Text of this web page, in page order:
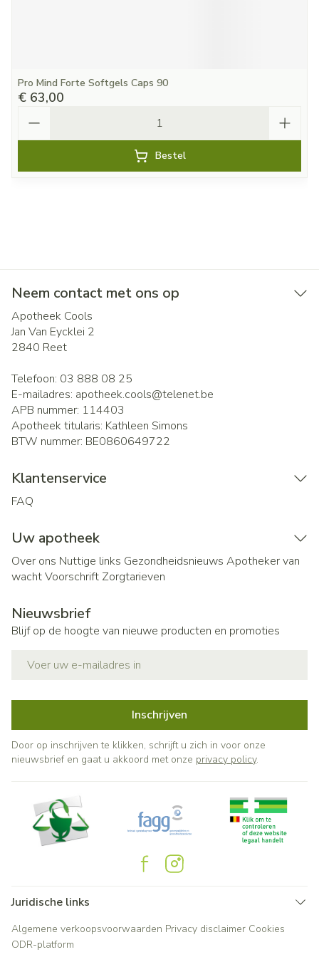
Pro Mind Forte Softgels Caps 90
€ 63,00
Bestel
Neem contact met ons op
Apotheek Cools
Jan Van Eycklei 2
2840 Reet
Telefoon: 03 888 08 25
E-mailadres: apotheek.cools@telenet.be
APB nummer: 114403
Apotheek titularis: Kathleen Simons
BTW nummer: BE0860649722
Klantenservice
FAQ
Uw apotheek
Over ons Nuttige links Gezondheidsnieuws Apotheker van
wachtVoorschrift Zorgtarieven
Nieuwsbrief
Blijf op de hoogte van nieuwe producten en promoties
Inschrijven
Door op inschrijven te klikken, schrijft u zich in voor onze
nieuwsbrief en gaat u akkoord met onze privacy policy.
Juridische links
Algemene verkoopsvoorwaarden Privacy disclaimer Cookies
ODR-platform